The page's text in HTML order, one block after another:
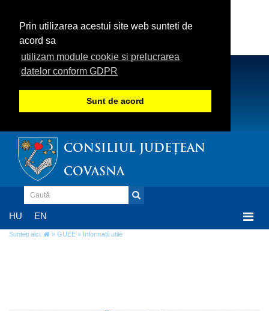
Prin utilizarea acestui site web sunteti de
acord sa
utilizam module cookie si prelucrarea
datelor conform GDPR
Sunt de acord
CONSILIUL JUDEȚEAN
COVASNA
HU EN
Sunteți aici: » GUEE » Informații utile